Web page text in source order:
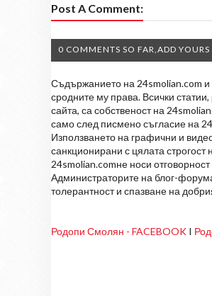
Post A Comment:
0 COMMENTS SO FAR,ADD YOURS
Съдържанието на 24smolian.com и
сродните му права. Всички
сайта, са собственост на
само след писмено съгласие на
Използването на графични и
санкционирани с цялата строгост
24smolian.comне носи
Администраторите на блог-
толерантност и спазване на
Родопи Смолян - FACEBOOK I